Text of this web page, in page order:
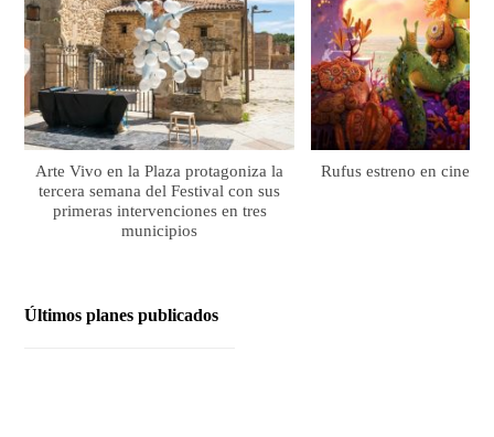
Arte Vivo en la Plaza protagoniza la
tercera semana del Festival con sus
primeras intervenciones en tres
municipios
Rufus estreno en cines
Últimos planes publicados